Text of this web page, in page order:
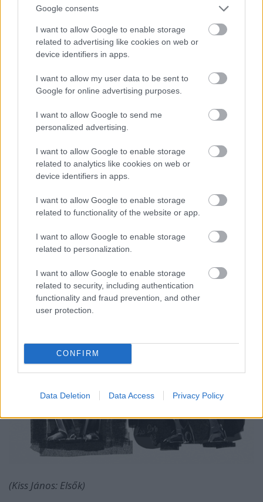
Google consents
I want to allow Google to enable storage
related to advertising like cookies on web or
device identifiers in apps.
I want to allow my user data to be sent to
Google for online advertising purposes.
I want to allow Google to send me
personalized advertising.
I want to allow Google to enable storage
related to analytics like cookies on web or
device identifiers in apps.
I want to allow Google to enable storage
related to functionality of the website or app.
I want to allow Google to enable storage
related to personalization.
I want to allow Google to enable storage
related to security, including authentication
functionality and fraud prevention, and other
user protection.
CONFIRM
Data Deletion Data Access Privacy Policy
az állam, amikor először megláttam a munkáit.
- Végül készül még egy sorozat-jellegűre tervezett
képregény, ami egy alternatív XX. század eleji
Magyarországon játszódik majd. Bűnügyi történet,
mely erőteljesen építkezik a magyar
babonavilágból. Most írom az első történet
forgatókönyvét, a rajzoló Lugosi István lesz.
- Mivel foglalkozol jelenleg civilben ?
- A szolgáltató szektorban dolgzom. Az
- A többséggel ellentétben nem Budapesten
laksz, ugye jól tudom?
Dunaújvárosban és Pécsett. Nem is bánom
egyáltalán, Budapest nekem túl sok. Néha azért
érzem, hogy jó lenne, ha jobban bele tudnék folyni a
képregényes életbe, a személyes egyeztetéseket soha
nem pótolja a neten történő kommunikáció.
(Kiss János: Elsők)